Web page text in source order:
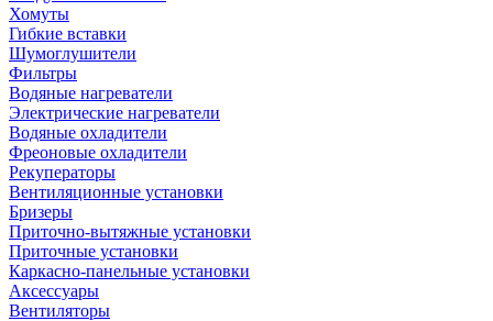
Хомуты
Гибкие вставки
Шумоглушители
Фильтры
Водяные нагреватели
Электрические нагреватели
Водяные охладители
Фреоновые охладители
Рекуператоры
Вентиляционные установки
Бризеры
Приточно-вытяжные установки
Приточные установки
Каркасно-панельные установки
Аксессуары
Вентиляторы